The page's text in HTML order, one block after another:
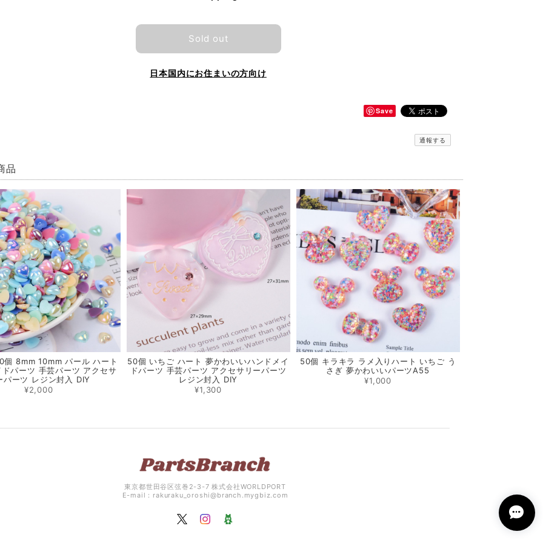
Sold out
日本国内にお住まいの方向け
Save
通報する
品
8mm 10mm パール ハート
パーツ 手芸パーツ アクセサ
パーツ レジン封入 DIY
¥2,000
50個 いちご ハート 夢かわいいハンドメイ
ドパーツ 手芸パーツ アクセサリーパーツ
レジン封入 DIY
¥1,300
50個 キラキラ ラメ入りハート いちご う
さぎ 夢かわいいパーツA55
¥1,000
東京都世田谷区弦巻2-3-7 株式会社WORLDPORT
E-mail： rakuraku_oroshi@branch.mygbiz.com